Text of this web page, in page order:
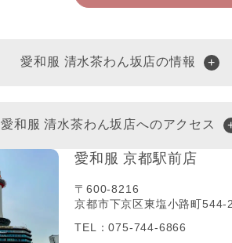
愛和服 清水茶わん坂店の情報
愛和服 清水茶わん坂店へのアクセス
愛和服 京都駅前店
〒600-8216
京都市下京区東塩小路町544-
TEL：075-744-6866